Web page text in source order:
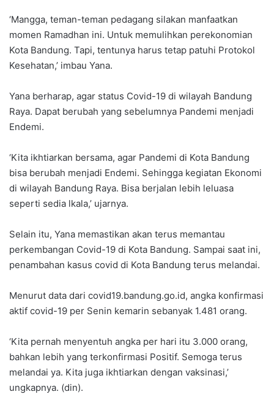
‘Mangga, teman-teman pedagang silakan manfaatkan
momen Ramadhan ini. Untuk memulihkan perekonomian
Kota Bandung. Tapi, tentunya harus tetap patuhi Protokol
Kesehatan,’ imbau Yana.
Yana berharap, agar status Covid-19 di wilayah Bandung
Raya. Dapat berubah yang sebelumnya Pandemi menjadi
Endemi.
‘Kita ikhtiarkan bersama, agar Pandemi di Kota Bandung
bisa berubah menjadi Endemi. Sehingga kegiatan Ekonomi
di wilayah Bandung Raya. Bisa berjalan lebih leluasa
seperti sedia lkala,’ ujarnya.
Selain itu, Yana memastikan akan terus memantau
perkembangan Covid-19 di Kota Bandung. Sampai saat ini,
penambahan kasus covid di Kota Bandung terus melandai.
Menurut data dari covid19.bandung.go.id, angka konfirmasi
aktif covid-19 per Senin kemarin sebanyak 1.481 orang.
‘Kita pernah menyentuh angka per hari itu 3.000 orang,
bahkan lebih yang terkonfirmasi Positif. Semoga terus
melandai ya. Kita juga ikhtiarkan dengan vaksinasi,’
ungkapnya. (din).